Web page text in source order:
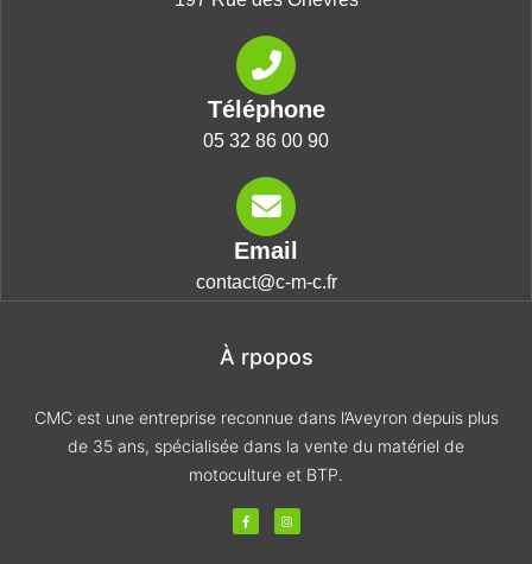
Téléphone
05 32 86 00 90
Email
contact@c-m-c.fr
À rpopos
CMC est une entreprise reconnue dans l’Aveyron depuis plus
de 35 ans, spécialisée dans la vente du matériel de
motoculture et BTP.
F
a
c
I
n
s